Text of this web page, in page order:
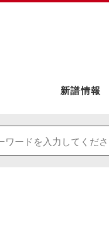
新譜情報